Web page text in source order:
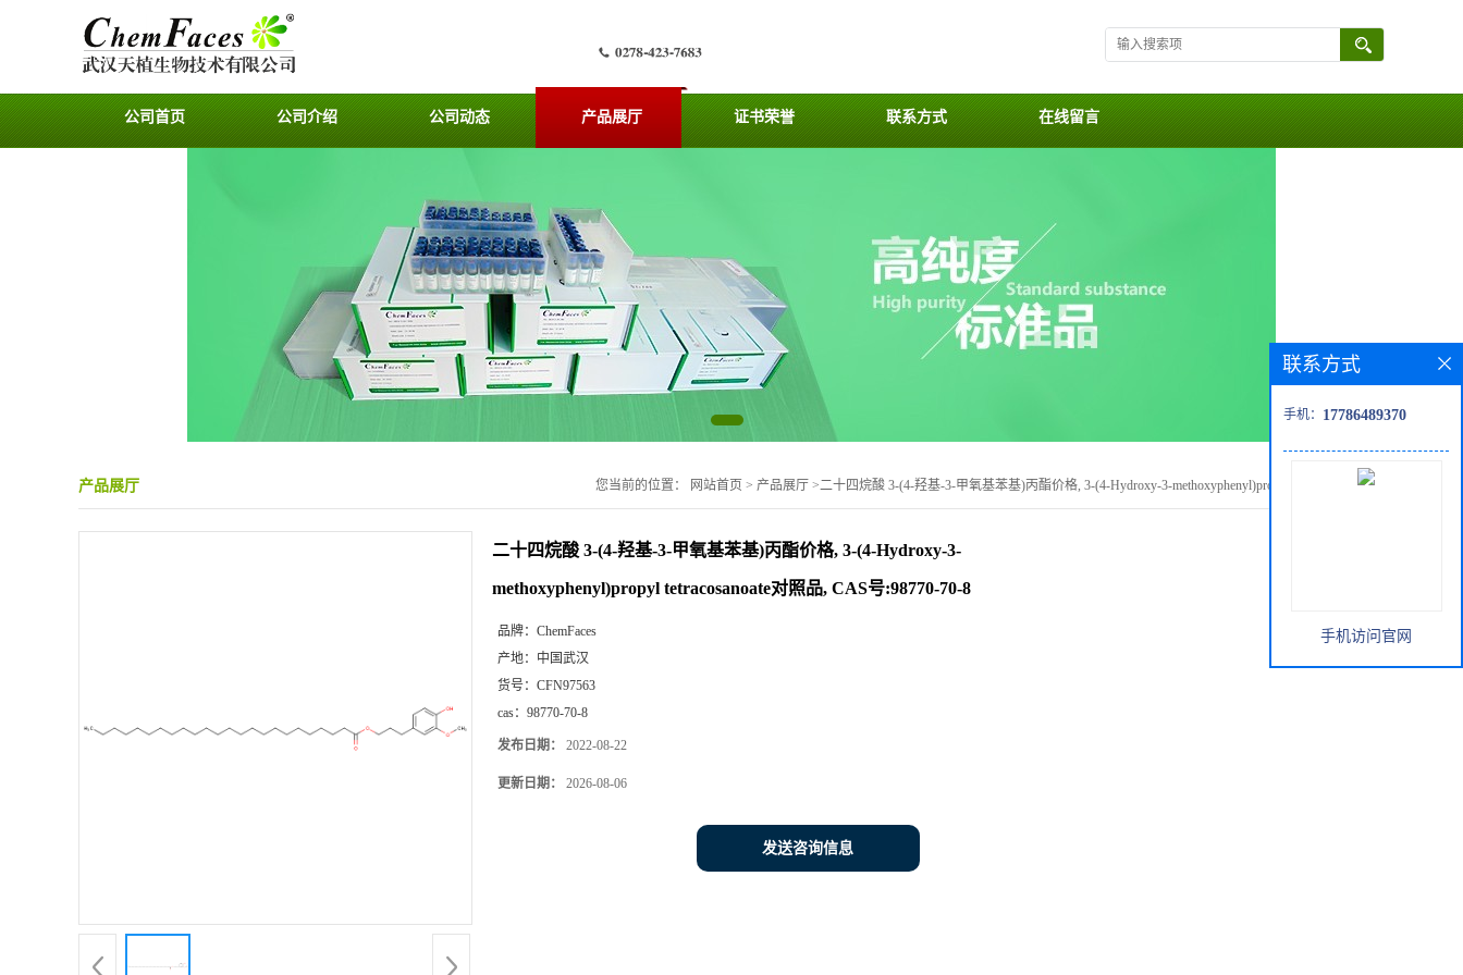
公司首页 公司介绍 公司动态 产品展厅 证书荣誉 联系方式 在线留言
产品展厅 您当前的位置： 网站首页 > 产品展厅 >二十四烷酸 3-(4-羟基-3-甲氧基苯基)丙酯价格, 3-(4-Hydroxy-3-methoxyphenyl)propyl
二十四烷酸 3-(4-羟基-3-甲氧基苯基)丙酯价格, 3-(4-Hydroxy-3-
methoxyphenyl)propyl tetracosanoate对照品, CAS号:98770-70-8
品牌： ChemFaces
产地： 中国武汉
货号： CFN97563
cas： 98770-70-8
发布日期： 2022-08-22
更新日期： 2026-08-06
发送咨询信息
联系方式
手机： 17786489370
手机访问官网